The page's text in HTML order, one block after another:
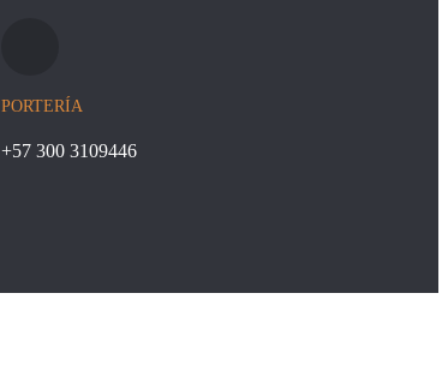
PORTERÍA
+57 300 3109446